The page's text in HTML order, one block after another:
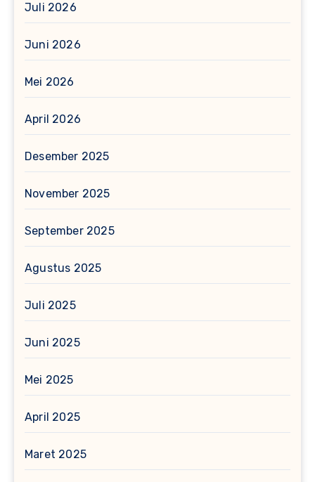
Juli 2026
Juni 2026
Mei 2026
April 2026
Desember 2025
November 2025
September 2025
Agustus 2025
Juli 2025
Juni 2025
Mei 2025
April 2025
Maret 2025